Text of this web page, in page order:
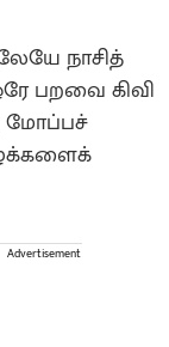
நாசித்
பறவை கிவி
மோப்பச்
Advertisement